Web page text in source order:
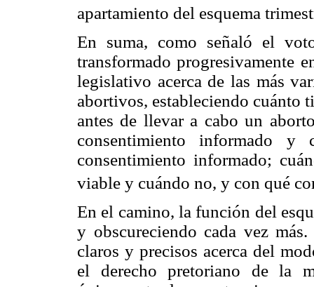
apartamiento del esquema
En suma, como señaló el
transformado progresivamente
legislativo acerca de las más
abortivos, estableciendo cuánto
antes de llevar a cabo un
consentimiento informado
consentimiento informado;
viable y cuándo no, y con qué
En el camino, la función del
y obscureciendo cada vez
claros y precisos acerca del
el derecho pretoriano de la